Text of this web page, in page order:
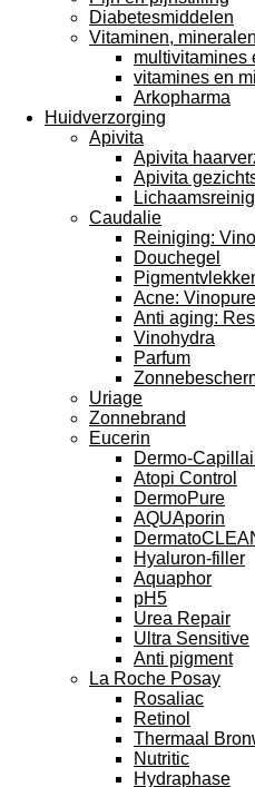
Diabetesmiddelen
Vitaminen,
multivitamines
vitamines en
Arkopharma
Huidverzorging
Apivita
Apivita
Apivita
Caudalie
Reiniging:
Douchegel
Acne: Vinopure
Anti aging:
Vinohydra
Parfum
Uriage
Zonnebrand
Eucerin
Dermo-
Atopi Control
DermoPure
AQUAporin
Hyaluron-filler
Aquaphor
pH5
Urea Repair
Ultra Sensitive
Anti pigment
La Roche Posay
Rosaliac
Retinol
Thermaal
Nutritic
Hydraphase